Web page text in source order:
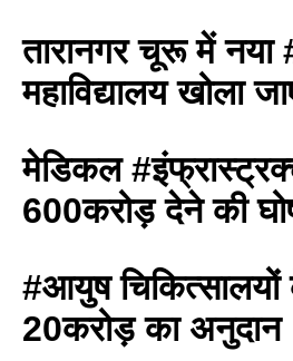
तारानगर चूरू में नया
महाविद्यालय खोला
मेडिकल
600करोड़ देने की
#आयुष चिकित्सालयों
20करोड़ का अनुदान